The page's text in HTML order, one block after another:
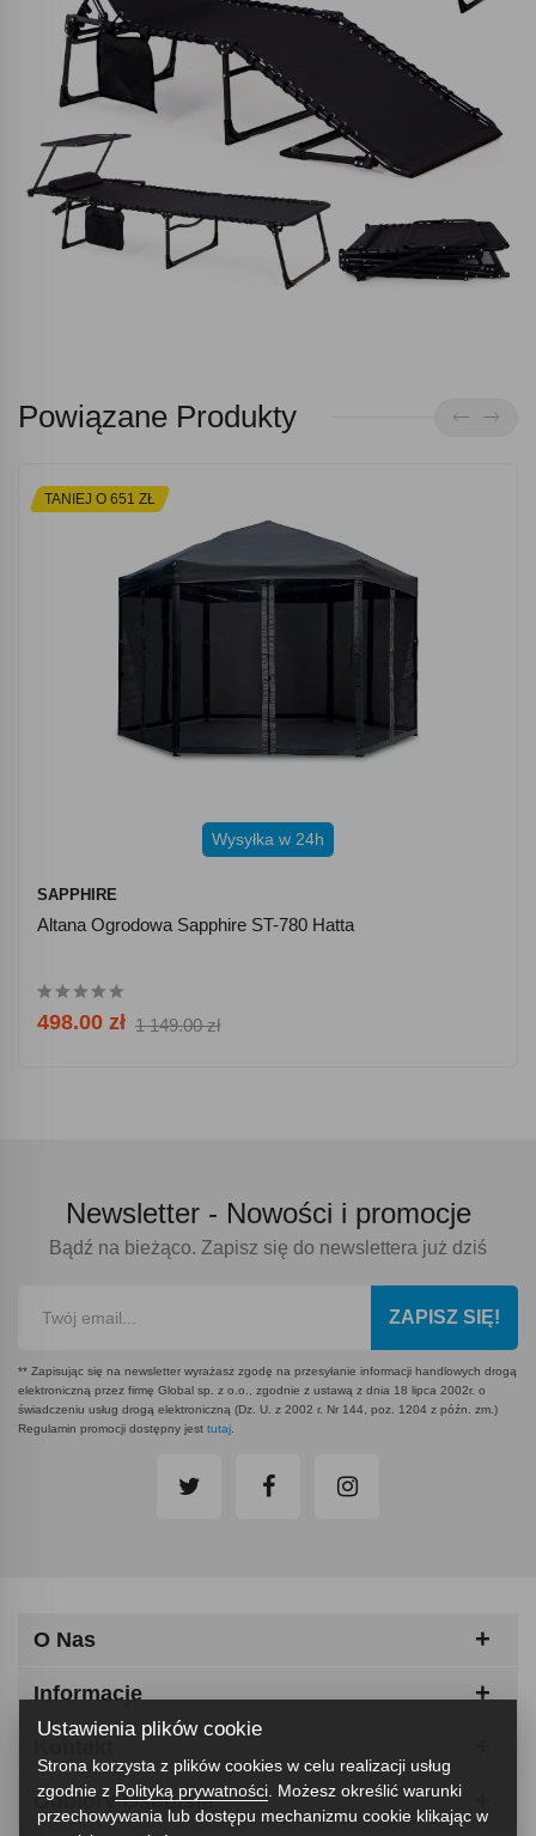
Powiązane Produkty
TANIEJ O 651 ZŁ
Wysyłka w 24h
SAPPHIRE
Altana Ogrodowa Sapphire ST-780 Hatta
498.00 zł 1 149.00 zł
Newsletter - Nowości i promocje
Bądź na bieżąco. Zapisz się do newslettera już dziś
ZAPISZ SIĘ!
** Zapisując się na newsletter wyrażasz zgodę na przesyłanie informacji handlowych drogą
elektroniczną przez firmę Global sp. z o.o., zgodnie z ustawą z dnia 18 lipca 2002r. o
świadczeniu usług drogą elektroniczną (Dz. U. z 2002 r. Nr 144, poz. 1204 z późn. zm.)
Regulamin promocji dostępny jest tutaj
O Nas
Informacje
Odbiory Osobiste
Ustawienia plików cookie
Strona korzysta z plików cookies w celu realizacji usług
zgodnie z Polityką prywatności . Możesz określić warunki
przechowywania lub dostępu mechanizmu cookie klikając w